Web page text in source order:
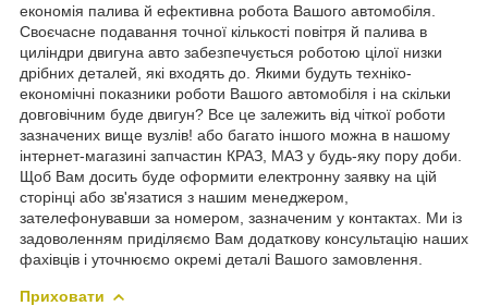
економія палива й ефективна робота Вашого автомобіля.
Своєчасне подавання точної кількості повітря й палива в
циліндри двигуна авто забезпечується роботою цілої низки
дрібних деталей, які входять до. Якими будуть техніко-
економічні показники роботи Вашого автомобіля і на скільки
довговічним буде двигун? Все це залежить від чіткої роботи
зазначених вище вузлів! або багато іншого можна в нашому
інтернет-магазині запчастин КРАЗ, МАЗ у будь-яку пору доби.
Щоб Вам досить буде оформити електронну заявку на цій
сторінці або зв'язатися з нашим менеджером,
зателефонувавши за номером, зазначеним у контактах. Ми із
задоволенням приділяємо Вам додаткову консультацію наших
фахівців і уточнюємо окремі деталі Вашого замовлення.
Приховати